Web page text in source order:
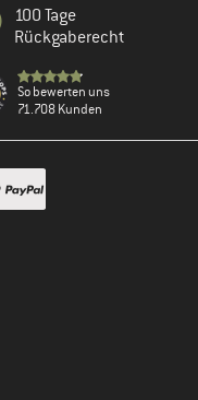
100 Tage
Rückgaberecht
So bewerten uns
71.708 Kunden